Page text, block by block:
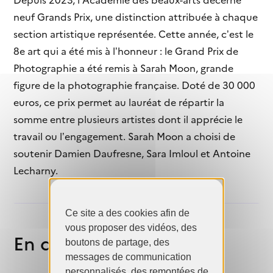
neuf Grands Prix, une distinction attribuée à chaque
section artistique représentée. Cette année, c’est le
8e art qui a été mis à l’honneur : le Grand Prix de
Photographie a été remis à Sarah Moon, grande
figure de la photographie française. Doté de 30 000
euros, ce prix permet au lauréat de répartir la
somme entre plusieurs artistes dont il apprécie le
travail ou l’engagement. Sarah Moon a choisi de
soutenir Damien Daufresne, Sara Imloul et Antoine
Lecharny.
En détails
Ce site a des cookies afin de
vous proposer des vidéos, des
boutons de partage, des
messages de communication